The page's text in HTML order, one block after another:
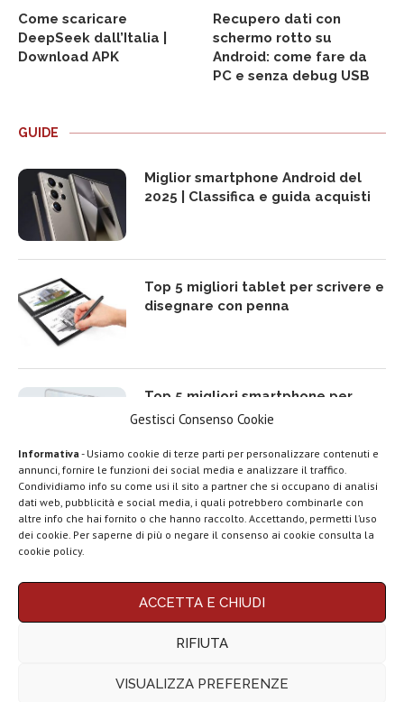
Gestisci Consenso Cookie
Informativa - Usiamo cookie di terze parti per personalizzare contenuti e
annunci, fornire le funzioni dei social media e analizzare il traffico.
Condividiamo info su come usi il sito a partner che si occupano di analisi
dati web, pubblicità e social media, i quali potrebbero combinarle con
altre info che hai fornito o che hanno raccolto. Accettando, permetti l’uso
dei cookie. Per saperne di più o negare il consenso ai cookie consulta la
cookie policy.
ACCETTA E CHIUDI
RIFIUTA
VISUALIZZA PREFERENZE
Come scaricare
DeepSeek dall’Italia |
Download APK
Recupero dati con
schermo rotto su
Android: come fare da
PC e senza debug USB
GUIDE
Miglior smartphone Android del
2025 | Classifica e guida acquisti
Top 5 migliori tablet per scrivere e
disegnare con penna
Top 5 migliori smartphone per
rapporto qualità prezzo del 2025
Top 5 migliori TV Box Android e
Google TV del 2025
LEGGI ANCHE
Motorola rinnova
per intenditori...
NexPhone è il